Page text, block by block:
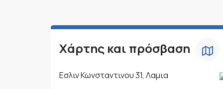
Χάρτης και πρόσβαση
Εσλιν Κωνσταντινου 31, Λαμια